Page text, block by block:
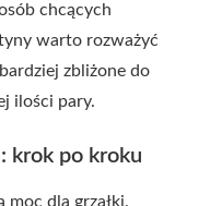
chcących
warto rozważyć
zbliżone do
ilości pary.
krok po kroku
moc dla grzałki.